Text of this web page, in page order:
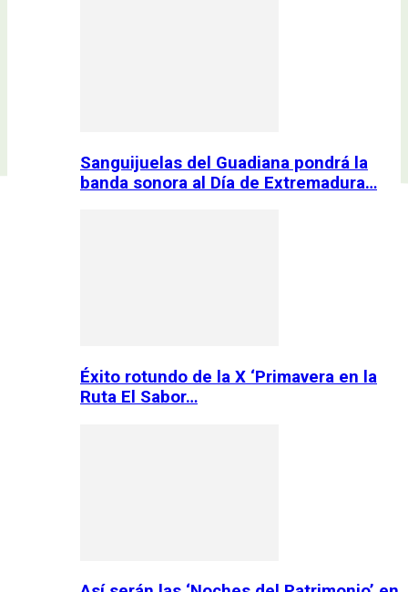
Sanguijuelas del Guadiana pondrá la
banda sonora al Día de Extremadura…
Éxito rotundo de la X ‘Primavera en la
Ruta El Sabor…